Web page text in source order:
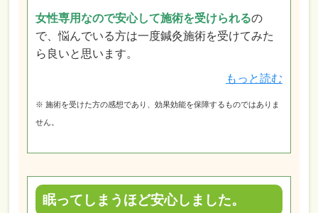
女性専用なので安心して施術を受けられるの
で、悩んでいる方は一度鍼灸施術を受けてみた
ら良いと思います。
もっと読む
※ 施術を受けた方の感想であり、効果効能を保障するものではありま
せん。
眠ってしまうほど安心しました。